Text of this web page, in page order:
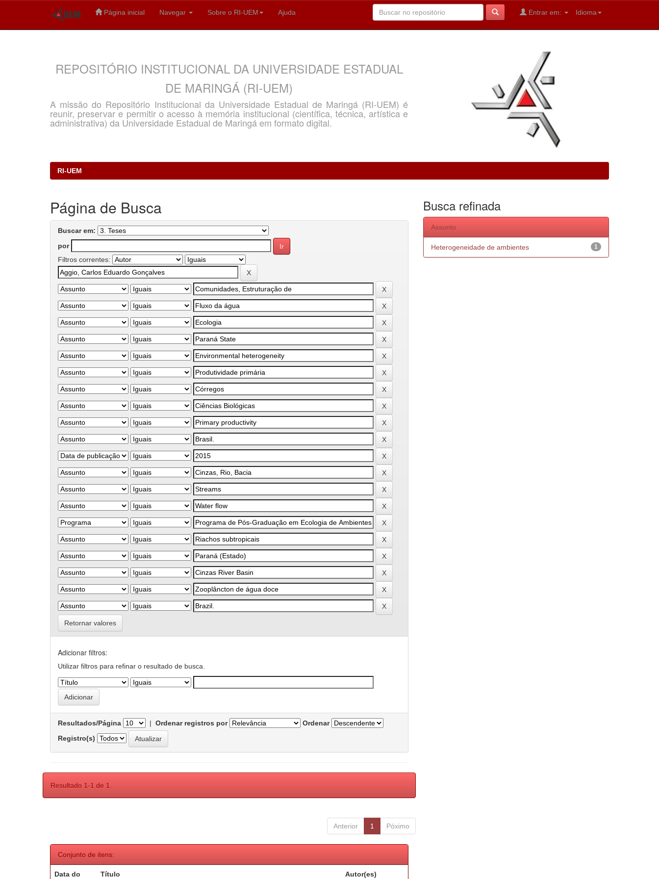
Página inicial Navegar Sobre o RI-UEM Ajuda Idioma
Entrar em:
REPOSITÓRIO INSTITUCIONAL DA UNIVERSIDADE ESTADUAL
DE MARINGÁ (RI-UEM)
A missão do Repositório Institucional da Universidade Estadual de Maringá (RI-UEM) é
reunir, preservar e permitir o acesso à memória institucional (científica, técnica, artística e
administrativa) da Universidade Estadual de Maringá em formato digital.
RI-UEM
Página de Busca
Buscar em:
por
Filtros correntes:
Retornar valores
Adicionar filtros:
Utilizar filtros para refinar o resultado de busca.
Resultados/Página | Ordenar registros por
Ordenar
Registro(s)
Resultado 1-1 de 1.
Anterior 1 Póximo
Conjunto de itens:
Data do Título Autor(es)
Busca refinada
Assunto
1
Heterogeneidade de ambientes